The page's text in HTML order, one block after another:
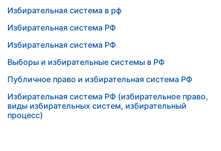
Избирательная система в рф
Избирательная система РФ
Избирательная система РФ
Выборы и избирательные системы в РФ
Публичное право и избирательная система РФ
Избирательная система РФ (избирательное право,
виды избирательных систем, избирательный
процесс)